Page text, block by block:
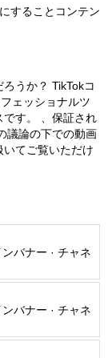
することコンテン
うか？ TikTokコ
ェッショナルツ
です。 、保証され
議論の下での動画
てご覧いただけ
バナー · チャネ
バナー · チャネ